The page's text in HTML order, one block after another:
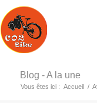
Blog - A la une
Vous êtes ici : Accueil /